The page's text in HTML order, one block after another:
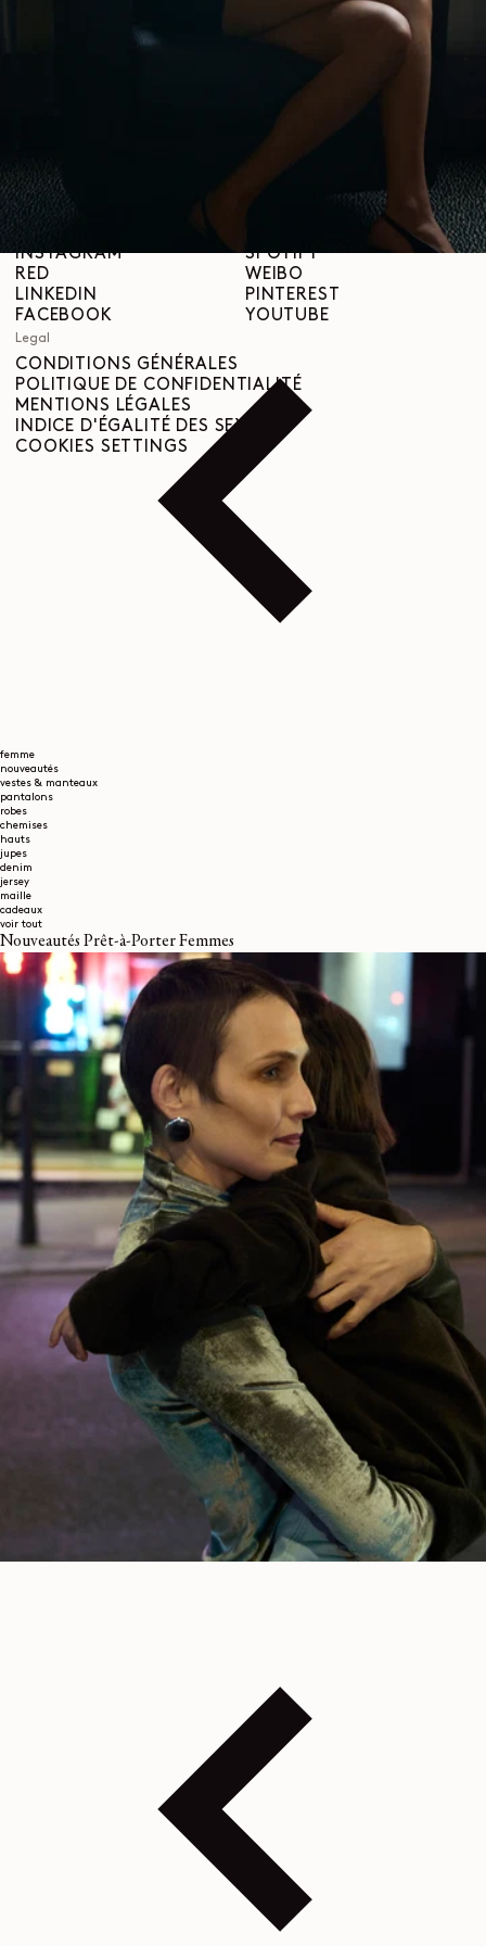
femme
nouveautés
vestes & manteaux
pantalons
robes
chemises
hauts
jupes
denim
jersey
maille
cadeaux
voir tout
Nouveautés Prêt-à-Porter Femmes
DROIT DE RÉTRACTATION
TRAÇABILITÉ
Social
INSTAGRAM
RED
LINKEDIN
FACEBOOK
SPOTIFY
WEIBO
PINTEREST
YOUTUBE
Legal
CONDITIONS GÉNÉRALES
POLITIQUE DE CONFIDENTIALITÉ
MENTIONS LÉGALES
INDICE D'ÉGALITÉ DES SEXES
COOKIES SETTINGS